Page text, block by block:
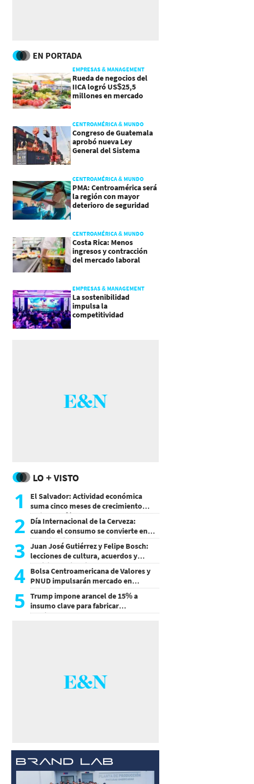
EN PORTADA
EMPRESAS & MANAGEMENT
Rueda de negocios del
IICA logró US$25,5
millones en mercado
CENTROAMÉRICA & MUNDO
Congreso de Guatemala
aprobó nueva Ley
General del Sistema
CENTROAMÉRICA & MUNDO
PMA: Centroamérica será
la región con mayor
deterioro de seguridad
CENTROAMÉRICA & MUNDO
Costa Rica: Menos
ingresos y contracción
del mercado laboral
EMPRESAS & MANAGEMENT
La sostenibilidad
impulsa la
competitividad
LO + VISTO
1
El Salvador: Actividad económica
suma cinco meses de crecimiento
arriba de 4%
2 Día Internacional de la Cerveza:
cuando el consumo se convierte en
experiencia
3 Juan José Gutiérrez y Felipe Bosch:
lecciones de cultura, acuerdos y
decisiones sin miedo
4 Bolsa Centroamericana de Valores y
PNUD impulsarán mercado en
Honduras
5
Trump impone arancel de 15% a
insumo clave para fabricar
semiconductores y paneles